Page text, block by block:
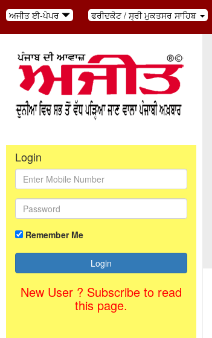
ਅਜੀਤ ਈ-ਪੇਪਰ ਫਰੀਦਕੋਟ / ਸ੍ਰੀ ਮੁਕਤਸਰ ਸਾਹਿਬ
Login
Remember Me
New User ? Subscribe to read
this page.